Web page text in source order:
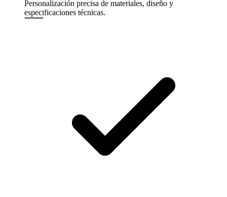
Personalización precisa de materiales, diseño y
especificaciones técnicas.